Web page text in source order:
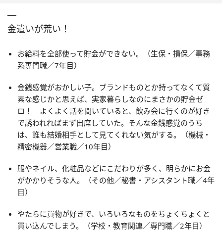
金遣いが荒い！
お給料を全部使って貯金ができない。（生保・損保／事務
系専門職／7年目）
金銭感覚がおかしい子。ブランドものとか持ってなくて質
素な感じかと思えば、実家暮らしなのにまさかの貯金ゼ
ロ！ よくよく話を聞いていると、飲み会に行くのが好き
で誘われればまず出席していた。そんな金銭感覚のうち
は、誰も結婚相手として見てくれない気がする。（機械・
精密機器／営業職／10年目）
服やネイル、化粧品などにこだわりが多く、明らかにお金
がかかりそうな人。（その他／秘書・アシスタント職／4年
目）
やたらに買物が好きで、いろいろなものをちょくちょくと
買い込んでしまう。（学校・教育関連／専門職／2年目）